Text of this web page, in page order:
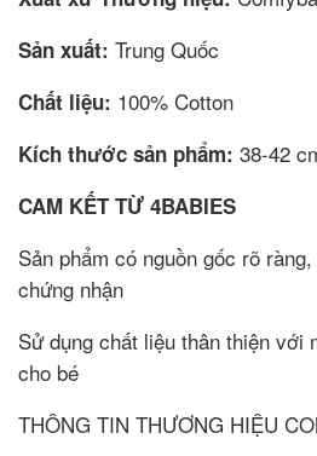
Sản xuất: Trung Quốc
Chất liệu: 100% Cotton
Kích thước sản phẩm: 38-42
CAM KẾT TỪ 4BABIES
Sản phẩm có nguồn gốc rõ
chứng nhận
Sử dụng chất liệu thân thiện với
cho bé
THÔNG TIN THƯƠNG HIỆU